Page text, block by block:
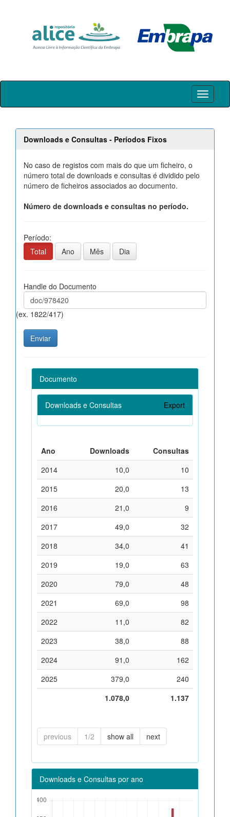
Skip
Downloads e Consultas - Períodos Fixos
No caso de registos com mais do que um ficheiro, o
número total de downloads e consultas é dividido pelo
número de ficheiros associados ao documento.
Número de downloads e consultas no período.
Período:
Total
Ano Mês Dia
Handle do Documento
(ex. 1822/417)
Documento
Downloads e Consultas Export
Ano Downloads
Consultas
2014
10,0
10
2015
20,0
13
2016
21,0
9
2017
49,0
32
2018
34,0
41
2019
19,0
63
2020
79,0
48
2021
69,0
98
2022
11,0
82
2023
38,0
88
2024
91,0
162
2025
379,0
240
1.078,0
1.137
previous 1/2 show all next
Downloads e Consultas por ano